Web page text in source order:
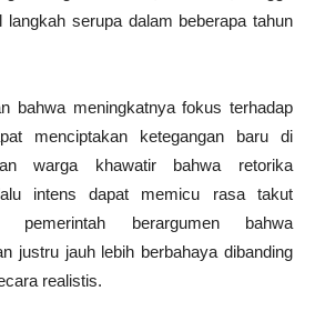
langkah serupa dalam beberapa tahun
bahwa meningkatnya fokus terhadap
menciptakan ketegangan baru di
warga khawatir bahwa retorika
intens dapat memicu rasa takut
pemerintah berargumen bahwa
justru jauh lebih berbahaya dibanding
realistis.